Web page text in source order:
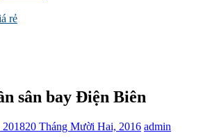
rẻ
sân bay Điện Biên
20 Tháng Mười Hai, 2016 admin